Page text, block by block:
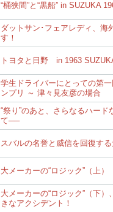
“桶狭間”と“黒船” in SUZUKA
ダットサン･フェアレディ、海
す！
トヨタと日野 in 1963
学生ドライバーにとっての第
ンプリ ～ 津々見友彦の場合
“祭り”のあと、さらなるハード
て──
スバルの名誉と威信を回復す
大メーカーの“ロジック”（上）
大メーカーの“ロジック”（下）
きなアクシデント！